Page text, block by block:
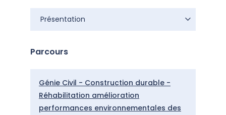
Présentation
Présentation
Parcours
Génie Civil - Construction durable -
Réhabilitation amélioration
performances environnementales des